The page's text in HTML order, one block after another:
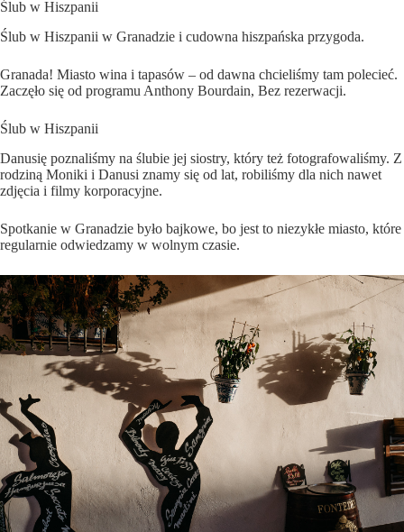
Ślub w Hiszpanii
Ślub w Hiszpanii w Granadzie i cudowna hiszpańska przygoda.
Granada! Miasto wina i tapasów – od dawna chcieliśmy tam polecieć.
Zaczęło się od programu Anthony Bourdain, Bez rezerwacji.
Ślub w Hiszpanii
Danusię poznaliśmy na ślubie jej siostry, który też fotografowaliśmy. Z
rodziną Moniki i Danusi znamy się od lat, robiliśmy dla nich nawet
zdjęcia i filmy korporacyjne.
Spotkanie w Granadzie było bajkowe, bo jest to niezykłe miasto, które
regularnie odwiedzamy w wolnym czasie.